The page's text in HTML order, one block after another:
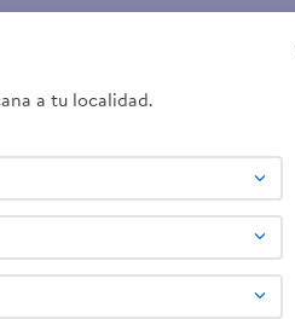
a tu localidad.